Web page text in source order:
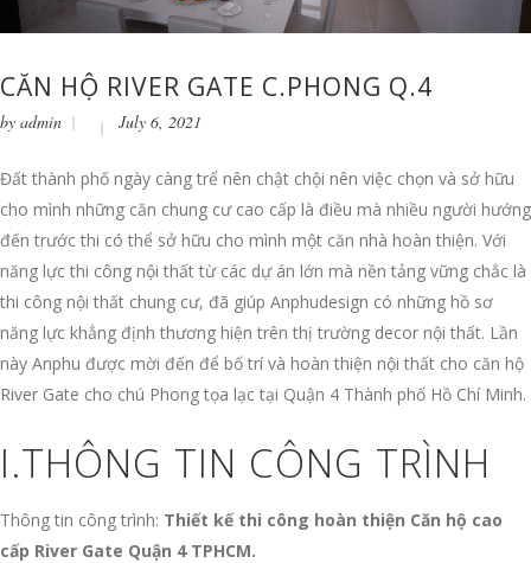
CĂN HỘ RIVER GATE C.PHONG Q.4
by admin July 6, 2021
Đất thành phố ngày càng trể nên chật chội nên việc chọn và sở hữu
cho mình những căn chung cư cao cấp là điều mà nhiều người hướng
đến trước thi có thể sở hữu cho mình một căn nhà hoàn thiện. Với
năng lực thi công nội thất từ các dự án lớn mà nền tảng vững chắc là
thi công nội thất chung cư, đã giúp Anphudesign có những hồ sơ
năng lực khẳng định thương hiện trên thị trường decor nội thất. Lần
này Anphu được mời đến để bố trí và hoàn thiện nội thất cho căn hộ
River Gate cho chú Phong tọa lạc tại Quận 4 Thành phố Hồ Chí Minh.
I.THÔNG TIN CÔNG TRÌNH
Thông tin công trình: Thiết kế thi công hoàn thiện Căn hộ cao
cấp River Gate Quận 4 TPHCM.